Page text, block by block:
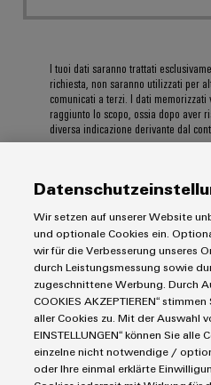
I tuoi dati saranno trattati
richiesta, non saranno utilizzati per
comunicati a terzi. I dati
raggiunto lo scopo, ossia dopo aver
diversa indicazione derivante dal
Wir setzen auf unserer Website
und optionale Cookies ein.
wir für die Verbesserung unseres
durch Leistungsmessung sowie
zugeschnittene Werbung. Durch
COOKIES AKZEPTIEREN“
aller Cookies zu. Mit der Auswahl
EINSTELLUNGEN“ können Sie alle
einzelne nicht notwendige /
oder Ihre einmal erklärte